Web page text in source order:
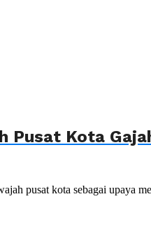
Pusat Kota
pusat kota sebagai upaya